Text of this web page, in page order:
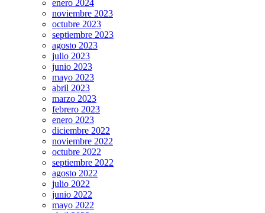
enero 2024
noviembre 2023
octubre 2023
septiembre 2023
agosto 2023
julio 2023
junio 2023
mayo 2023
abril 2023
marzo 2023
febrero 2023
enero 2023
diciembre 2022
noviembre 2022
octubre 2022
septiembre 2022
agosto 2022
julio 2022
junio 2022
mayo 2022